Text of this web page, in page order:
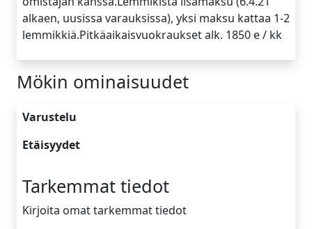
alkaen, uusissa varauksissa), yksi maksu kattaa 1-2
lemmikkiä.Pitkäaikaisvuokraukset alk. 1850 e / kk
Mökin ominaisuudet
Varustelu
Etäisyydet
Tarkemmat tiedot
Kirjoita omat tarkemmat tiedot